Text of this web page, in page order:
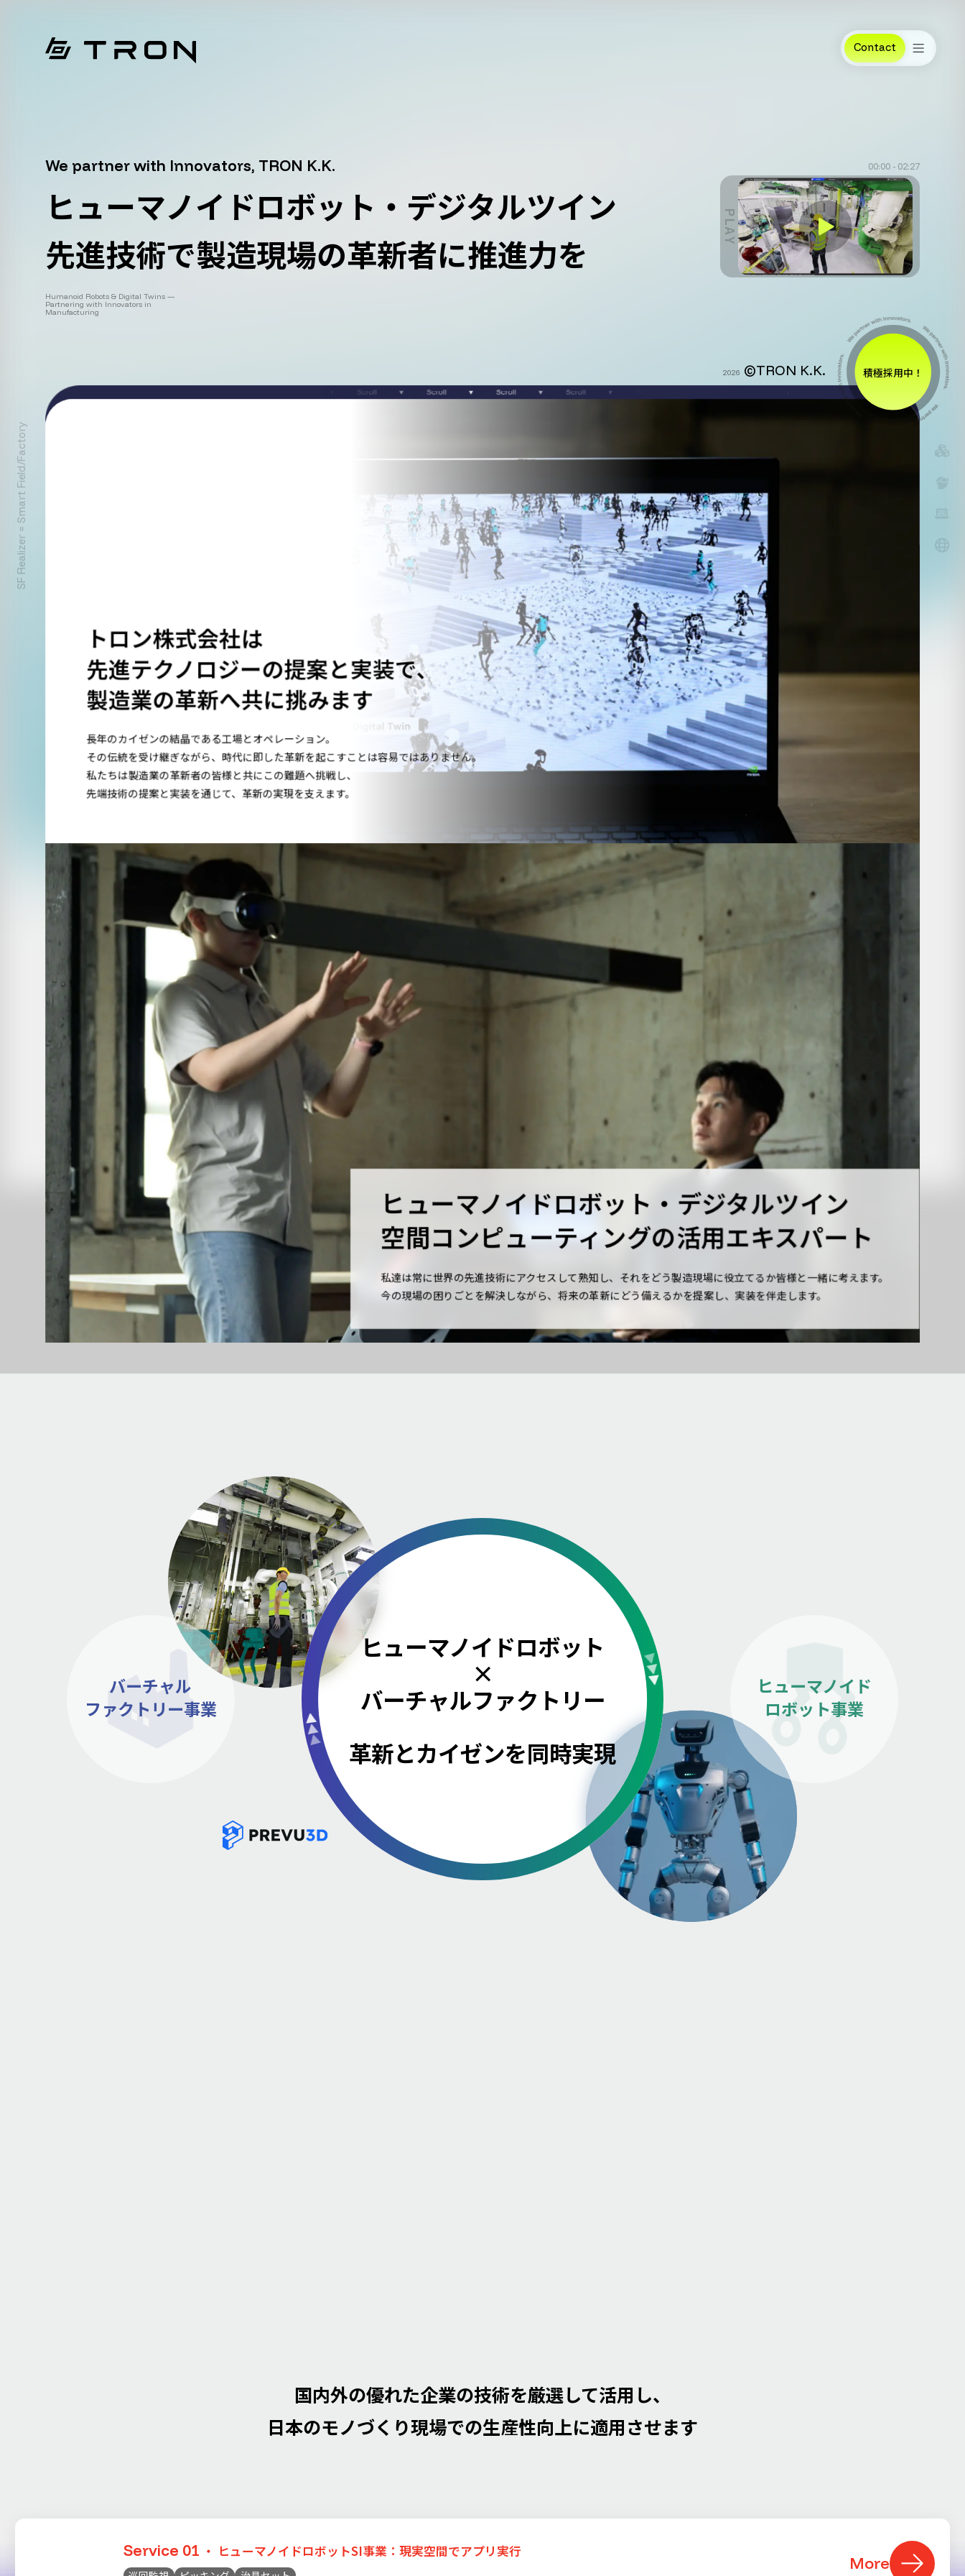
Contact
積極採用中！
We partner with Innovators, TRON K.K.
ヒューマノイドロボット・ デジタルツイン
先進技術で製造現場の革新者に推進力を
00:00 - 02:27
PLAY
Humanoid Robots & Digital Twins —
Partnering with Innovators in
Manufacturing
SF Realizer = Smart Field/Factory
2026 ©TRON K.K.
トロン株式会社は
先進テクノロジーの提案と実装で、
製造業の革新へ共に挑みます
長年のカイゼンの結晶である工場とオペレーション。
その伝統を受け継ぎながら、時代に即した革新を起こすことは容易ではありません。
私たちは製造業の革新者の皆様と共にこの難題へ挑戦し、
先端技術の提案と実装を通じて、革新の実現を支えます。
ヒューマノイドロボット・ デジタルツイン
空間コンピューティングの活用エキスパート
私達は常に世界の先進技術にアクセスして熟知し、それをどう製造現場に役立てるか皆様と一緒に考えます。
今の現場の困りごとを解決しながら、将来の革新にどう備えるかを提案し、実装を伴走します。
バーチャル
ファクトリー事業
ヒューマノイド
ロボット事業
ヒューマノイドロボット
×
バーチャルファクトリー
革新とカイゼンを同時実現
国内外の優れた企業の技術を厳選して活用し、
日本のモノづくり現場での生産性向上に適用させます
Service 01 ・ ヒューマノイドロボットSI事業： 現実空間でアプリ実行
More